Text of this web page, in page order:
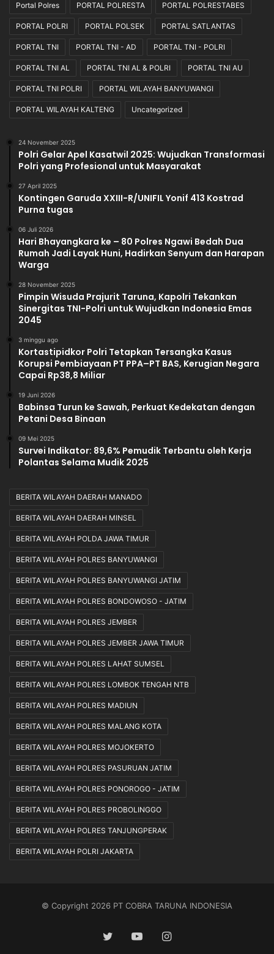
Portal Polres PORTAL POLRESTA PORTAL POLRESTABES
PORTAL POLRI PORTAL POLSEK PORTAL SATLANTAS
PORTAL TNI PORTAL TNI - AD PORTAL TNI - POLRI
PORTAL TNI AL PORTAL TNI AL & POLRI PORTAL TNI AU
PORTAL TNI POLRI PORTAL WILAYAH BANYUWANGI
PORTAL WILAYAH KALTENG Uncategorized
24 November 2025
Polri Gelar Apel Kasatwil 2025: Wujudkan Transformasi
Polri yang Profesional untuk Masyarakat
27 April 2025
Kontingen Garuda XXIII-R/UNIFIL Yonif 413 Kostrad
Purna tugas
06 Juli 2026
Hari Bhayangkara ke – 80 Polres Ngawi Bedah Dua
Rumah Jadi Layak Huni, Hadirkan Senyum dan Harapan
Warga
28 November 2025
Pimpin Wisuda Prajurit Taruna, Kapolri Tekankan
Sinergitas TNI-Polri untuk Wujudkan Indonesia Emas
2045
3 minggu ago
Kortastipidkor Polri Tetapkan Tersangka Kasus
Korupsi Pembiayaan PT PPA–PT BAS, Kerugian Negara
Capai Rp38,8 Miliar
19 Juni 2026
Babinsa Turun ke Sawah, Perkuat Kedekatan dengan
Petani Desa Binaan
09 Mei 2025
Survei Indikator: 89,6% Pemudik Terbantu oleh Kerja
Polantas Selama Mudik 2025
BERITA WILAYAH DAERAH MANADO
BERITA WILAYAH DAERAH MINSEL
BERITA WILAYAH POLDA JAWA TIMUR
BERITA WILAYAH POLRES BANYUWANGI
BERITA WILAYAH POLRES BANYUWANGI JATIM
BERITA WILAYAH POLRES BONDOWOSO - JATIM
BERITA WILAYAH POLRES JEMBER
BERITA WILAYAH POLRES JEMBER JAWA TIMUR
BERITA WILAYAH POLRES LAHAT SUMSEL
BERITA WILAYAH POLRES LOMBOK TENGAH NTB
BERITA WILAYAH POLRES MADIUN
BERITA WILAYAH POLRES MALANG KOTA
BERITA WILAYAH POLRES MOJOKERTO
BERITA WILAYAH POLRES PASURUAN JATIM
BERITA WILAYAH POLRES PONOROGO - JATIM
BERITA WILAYAH POLRES PROBOLINGGO
BERITA WILAYAH POLRES TANJUNGPERAK
BERITA WILAYAH POLRI JAKARTA
© Copyright 2026 PT COBRA TARUNA INDONESIA
TwitterYouTubeInstagram